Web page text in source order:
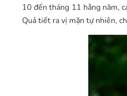
10 đến tháng 11 hằng năm,
Quả tiết ra vị mặn tự nhiên,